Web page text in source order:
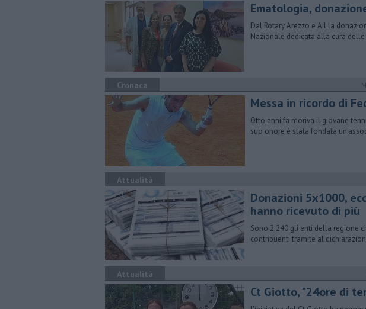
Ematologia,
Dal Rotary Arezzo e Ail la
Nazionale dedicata alla cura
Cronaca
Messa in ricordo di
Otto anni fa moriva il giovane
suo onore è stata fondata
Attualità
Donazioni 5x1000,
hanno ricevuto di più
Sono 2.240 gli enti della regione
contribuenti tramite al
Attualità
Ct Giotto, "24ore di